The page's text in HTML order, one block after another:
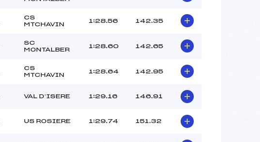
CS
MTCHAVIN
1:28.56 142.35
SC
MONTALBER
1:28.60 142.65
CS
MTCHAVIN
1:28.64 142.95
VAL D’ISERE 1:29.16 146.91
US ROSIERE 1:29.74 151.32